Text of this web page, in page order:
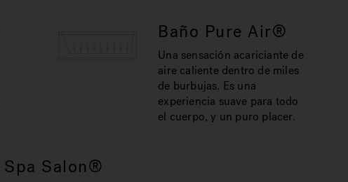
Baño Pure Air®
Una sensación acariciante de
aire caliente dentro de miles
de burbujas. Es una
experiencia suave para todo
el cuerpo, y un puro placer.
Spa Salon®